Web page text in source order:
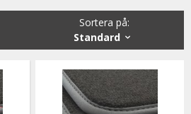
praktiskt när man ska tvätta
är tillverkade utav luktfritt
dessa gummimattorna då de
och mycket god passform.
Sortera på:
Standard